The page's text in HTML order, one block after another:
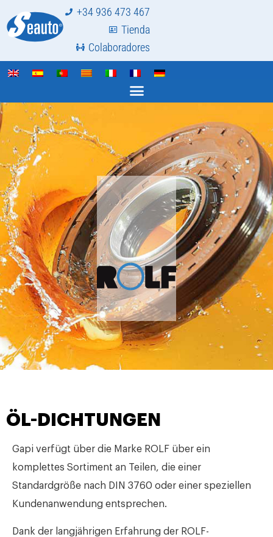
+34 936 473 467
Tienda
Colaboradores
ÖL-DICHTUNGEN
Gapi verfügt über die Marke ROLF über ein
komplettes Sortiment an Teilen, die einer
Standardgröße nach DIN 3760 oder einer speziellen
Kundenanwendung entsprechen.
Dank der langjährigen Erfahrung der ROLF-